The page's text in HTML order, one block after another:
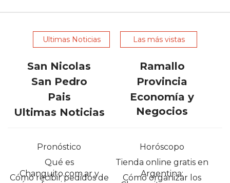
WHATSAPP
COMIDA
WHATSAPP:
DEFINITIVA
RESTAURANTES
Ultimas Noticias Las más vistas
San Nicolas
Ramallo
San Pedro
Provincia
Pais
Economía y
Negocios
Ultimas Noticias
Pronóstico
Horóscopo
Qué es
Changuito.com.ar y
Tienda online gratis en
Argentina:
Cómo recibir pedidos de Cómo organizar los